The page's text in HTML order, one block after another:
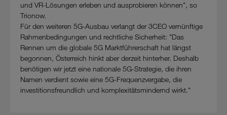
und VR-Lösungen erleben und ausprobieren können", so
Trionow.
Für den weiteren 5G-Ausbau verlangt der 3CEO vernünftige
Rahmenbedingungen und rechtliche Sicherheit: "Das
Rennen um die globale 5G Marktführerschaft hat längst
begonnen, Österreich hinkt aber derzeit hinterher. Deshalb
benötigen wir jetzt eine nationale 5G-Strategie, die ihren
Namen verdient sowie eine 5G-Frequenzvergabe, die
investitionsfreundlich und komplexitätsmindernd wirkt."